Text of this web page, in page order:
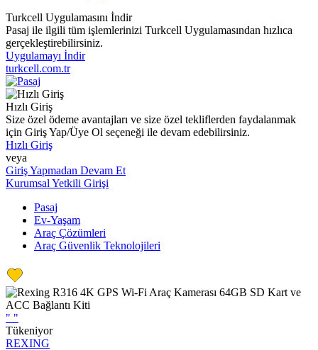
Turkcell Uygulamasını İndir
Pasaj ile ilgili tüm işlemlerinizi Turkcell Uygulamasından hızlıca
gerçekleştirebilirsiniz.
Uygulamayı İndir
turkcell.com.tr
Hızlı Giriş
Size özel ödeme avantajları ve size özel tekliflerden faydalanmak
için Giriş Yap/Üye Ol seçeneği ile devam edebilirsiniz.
Hızlı Giriş
veya
Giriş Yapmadan Devam Et
Kurumsal Yetkili Girişi
Pasaj
Ev-Yaşam
Araç Çözümleri
Araç Güvenlik Teknolojileri
" "
Tükeniyor
REXING